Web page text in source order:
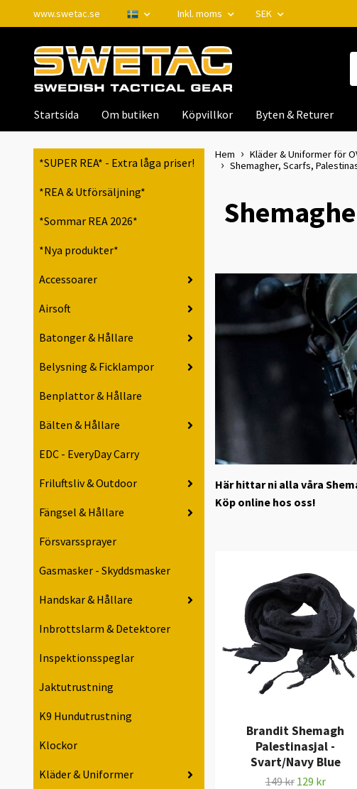
www.swetac.se Inkl. moms SEK
Startsida Om butiken Köpvillkor Byten & Returer
*SUPER REA* - Extra låga priser!
*REA & Utförsäljning*
*Sommar REA 2026*
*Nya produkter*
Accessoarer
Airsoft
Batonger & Hållare
Belysning & Ficklampor
Benplattor & Hållare
Bälten & Hållare
EDC - EveryDay Carry
Friluftsliv & Outdoor
Fängsel & Hållare
Försvarssprayer
Gasmasker - Skyddsmasker
Handskar & Hållare
Inbrottslarm & Detektorer
Inspektionsspeglar
Jaktutrustning
K9 Hundutrustning
Klockor
Kläder & Uniformer
Hem Kläder & Uniformer för
Shemagher, Scarfs,
Här hittar ni alla våra
Köp online hos oss!
Brandit Shemagh
Palestinasjal -
Svart/Navy Blue
149 kr 129 kr